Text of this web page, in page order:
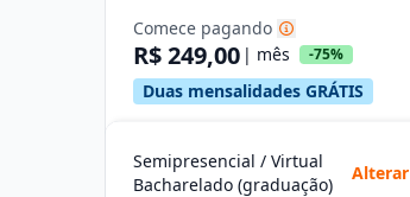
Comece pagando
R$ 249,00 | mês -75%
Duas mensalidades GRÁTIS
Semipresencial / Virtual
Bacharelado (graduação)
Alterar